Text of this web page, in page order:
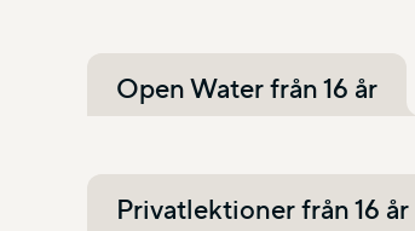
Open Water från 16 år
Privatlektioner från 16 år